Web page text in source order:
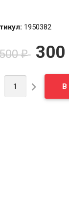
1950382
₽ 300
